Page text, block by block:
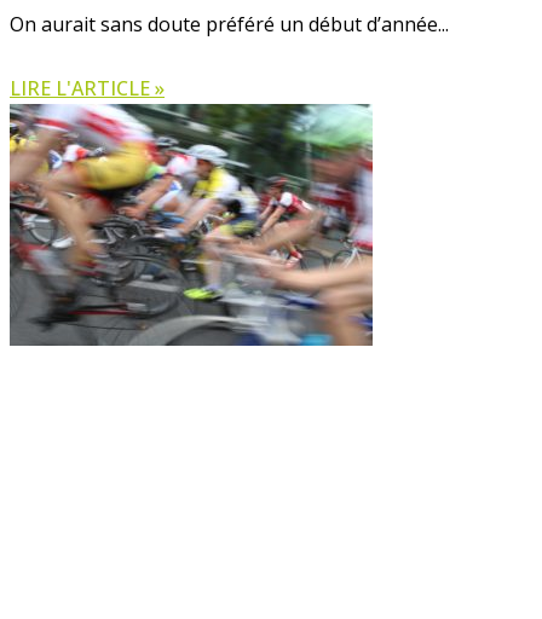
On aurait sans doute préféré un début d’année
LIRE L'ARTICLE »